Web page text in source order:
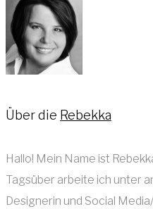
Über die Rebekka
Hallo! Mein Name ist
Tagsüber arbeite ich unter
Designerin und Social